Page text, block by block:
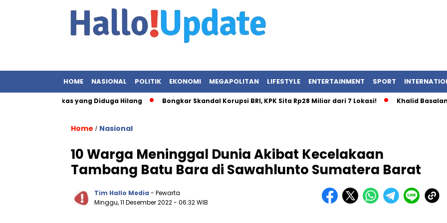
HOME NASIONAL POLITIK EKONOMI MEGAPOLITAN LIFESTYLE ENTERTAINMENT SPORT
Berkas yang Diduga Hilang Bongkar Skandal Korupsi BRI, KPK Sita Rp28 Miliar dari 7 Lokasi! Khalid Basalamah
Home / Nasional
10 Warga Meninggal Dunia Akibat Kecelakaan
Tambang Batu Bara di Sawahlunto Sumatera Barat
Tim Hallo Media - Pewarta
Minggu, 11 Desember 2022- 06:32 WIB